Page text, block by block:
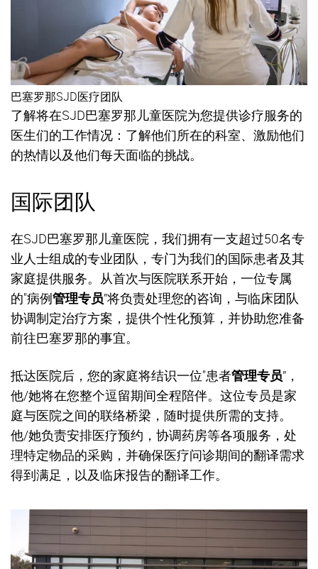
巴塞罗那SJD医疗团队
了解将在SJD巴塞罗那儿童医院为您提供诊疗服务的
医生们的工作情况：了解他们所在的科室、激励他们
的热情以及他们每天面临的挑战。
国际团队
在SJD巴塞罗那儿童医院，我们拥有一支超过50名专
业人士组成的专业团队，专门为我们的国际患者及其
家庭提供服务。从首次与医院联系开始，一位专属
的"病例管理专员”将负责处理您的咨询，与临床团队
协调制定治疗方案，提供个性化预算，并协助您准备
前往巴塞罗那的事宜。
抵达医院后，您的家庭将结识一位"患者管理专员”，
他/她将在您整个逗留期间全程陪伴。这位专员是家
庭与医院之间的联络桥梁，随时提供所需的支持。
他/她负责安排医疗预约，协调药房等各项服务，处
理特定物品的采购，并确保医疗问诊期间的翻译需求
得到满足，以及临床报告的翻译工作。